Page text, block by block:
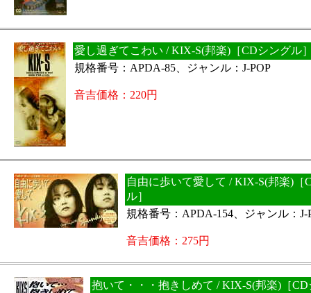
愛し過ぎてこわい / KIX-S(邦楽)［CDシングル
規格番号：APDA-85、ジャンル：J-POP
音吉価格：220円
自由に歩いて愛して / KIX-S(邦楽)［
ル］
規格番号：APDA-154、ジャンル：J-
音吉価格：275円
抱いて・・・抱きしめて / KIX-S(邦楽)［CD